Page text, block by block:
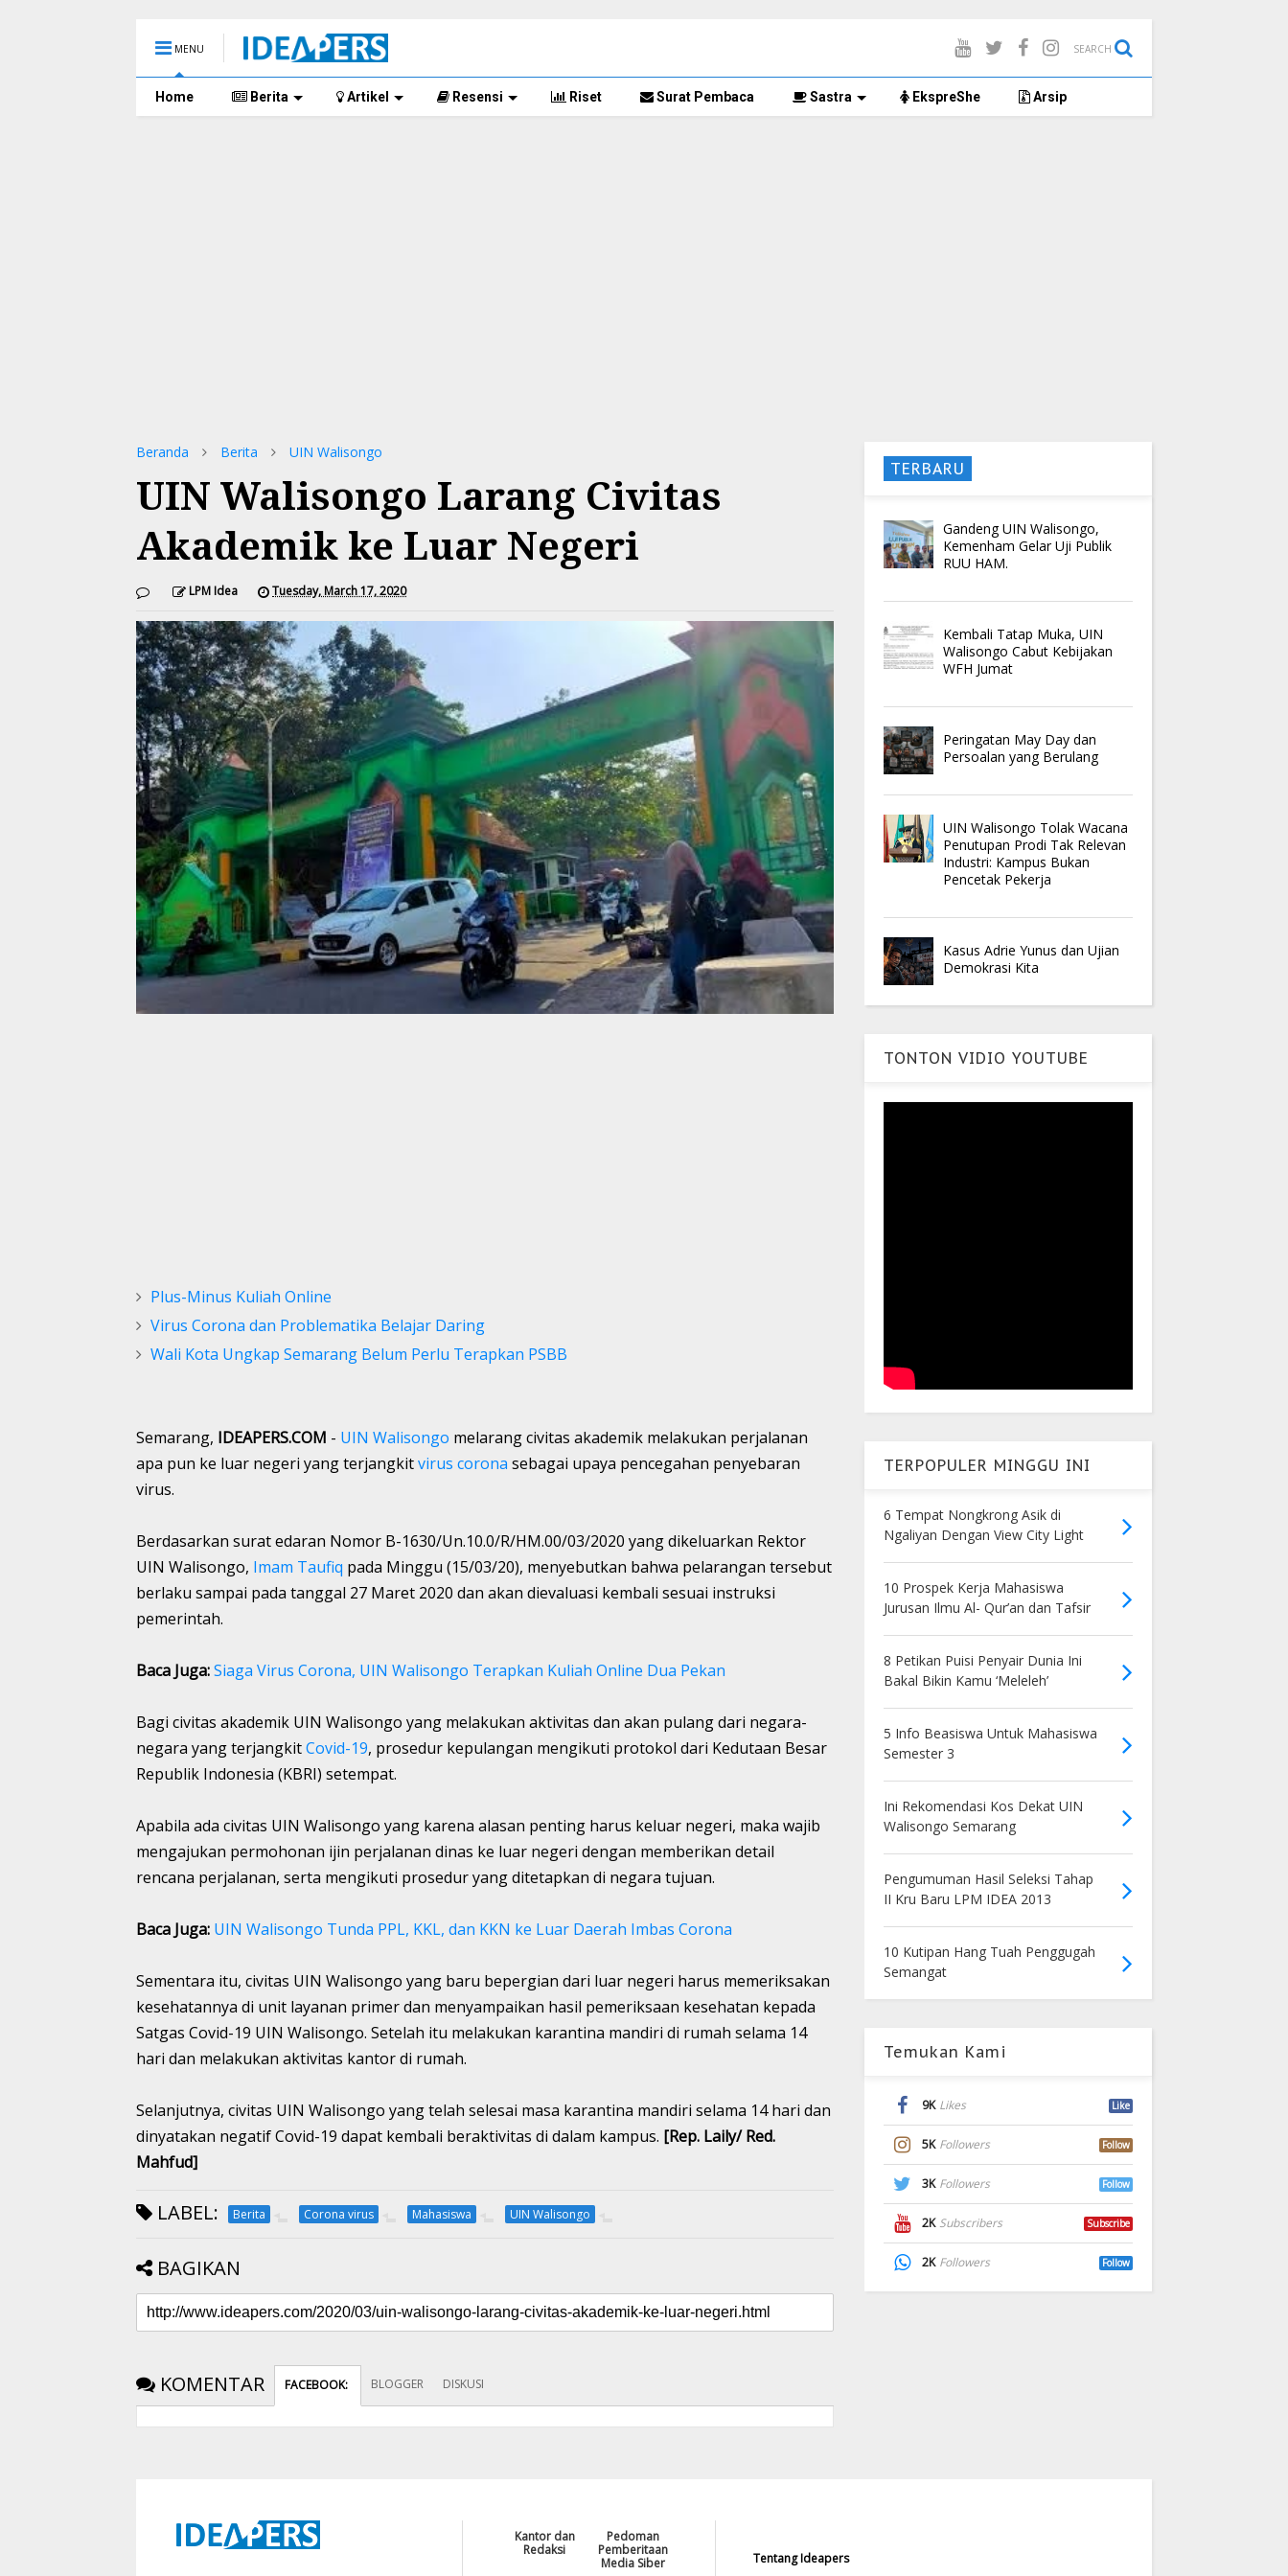
MENU SEARCH
Home Berita Artikel Resensi Riset Surat Pembaca Sastra EkspreShe Arsip
Beranda Berita UIN Walisongo
UIN Walisongo Larang Civitas
Akademik ke Luar Negeri
LPM Idea Tuesday, March 17, 2020
Plus-Minus Kuliah Online
Virus Corona dan Problematika Belajar Daring
Wali Kota Ungkap Semarang Belum Perlu Terapkan PSBB
Semarang, IDEAPERS.COM - UIN Walisongo melarang civitas akademik melakukan perjalanan
apa pun ke luar negeri yang terjangkitvirus corona sebagai upaya pencegahan penyebaran
virus.
Berdasarkan surat edaran Nomor B-1630/Un.10.0/R/HM.00/03/2020 yang dikeluarkan Rektor
UIN Walisongo, Imam Taufiq pada Minggu (15/03/20), menyebutkan bahwa pelarangan tersebut
berlaku sampai pada tanggal 27 Maret 2020 dan akan dievaluasi kembali sesuai instruksi
pemerintah.
Baca Juga:Siaga Virus Corona, UIN Walisongo Terapkan Kuliah Online Dua Pekan
Bagi civitas akademik UIN Walisongo yang melakukan aktivitas dan akan pulang dari negara-
negara yang terjangkitCovid-19, prosedur kepulangan mengikuti protokol dari Kedutaan Besar
Republik Indonesia (KBRI) setempat.
Apabila ada civitas UIN Walisongo yang karena alasan penting harus keluar negeri, maka wajib
mengajukan permohonan ijin perjalanan dinas ke luar negeri dengan memberikan detail
rencana perjalanan, serta mengikuti prosedur yang ditetapkan di negara tujuan.
Baca Juga: UIN Walisongo Tunda PPL, KKL, dan KKN ke Luar Daerah Imbas Corona
Sementara itu, civitas UIN Walisongo yang baru bepergian dari luar negeri harus memeriksakan
kesehatannya di unit layanan primer dan menyampaikan hasil pemeriksaan kesehatan kepada
Satgas Covid-19 UIN Walisongo. Setelah itu melakukan karantina mandiri di rumah selama 14
hari dan melakukan aktivitas kantor di rumah.
Selanjutnya, civitas UIN Walisongo yang telah selesai masa karantina mandiri selama 14 hari dan
dinyatakan negatif Covid-19 dapat kembali beraktivitas di dalam kampus. [Rep. Laily/ Red.
Mahfud]
LABEL: Berita Corona virus Mahasiswa UIN Walisongo
BAGIKAN
KOMENTAR FACEBOOK: BLOGGER DISKUSI
TERBARU
Gandeng UIN Walisongo,
Kemenham Gelar Uji Publik
RUU HAM.
Kembali Tatap Muka, UIN
Walisongo Cabut Kebijakan
WFH Jumat
Peringatan May Day dan
Persoalan yang Berulang
UIN Walisongo Tolak Wacana
Penutupan Prodi Tak Relevan
Industri: Kampus Bukan
Pencetak Pekerja
Kasus Adrie Yunus dan Ujian
Demokrasi Kita
TONTON VIDIO YOUTUBE
TERPOPULER MINGGU INI
6 Tempat Nongkrong Asik di
Ngaliyan Dengan View City Light
10 Prospek Kerja Mahasiswa
Jurusan Ilmu Al- Qur’an dan Tafsir
8 Petikan Puisi Penyair Dunia Ini
Bakal Bikin Kamu ‘Meleleh’
5 Info Beasiswa Untuk Mahasiswa
Semester 3
Ini Rekomendasi Kos Dekat UIN
Walisongo Semarang
Pengumuman Hasil Seleksi Tahap
II Kru Baru LPM IDEA 2013
10 Kutipan Hang Tuah Penggugah
Semangat
Temukan Kami
9K Likes Like
5K Followers Follow
3K Followers Follow
2K Subscribers Subscribe
2K Followers Follow
Kantor dan
Redaksi
Pedoman
Pemberitaan
Media Siber
Tentang Ideapers